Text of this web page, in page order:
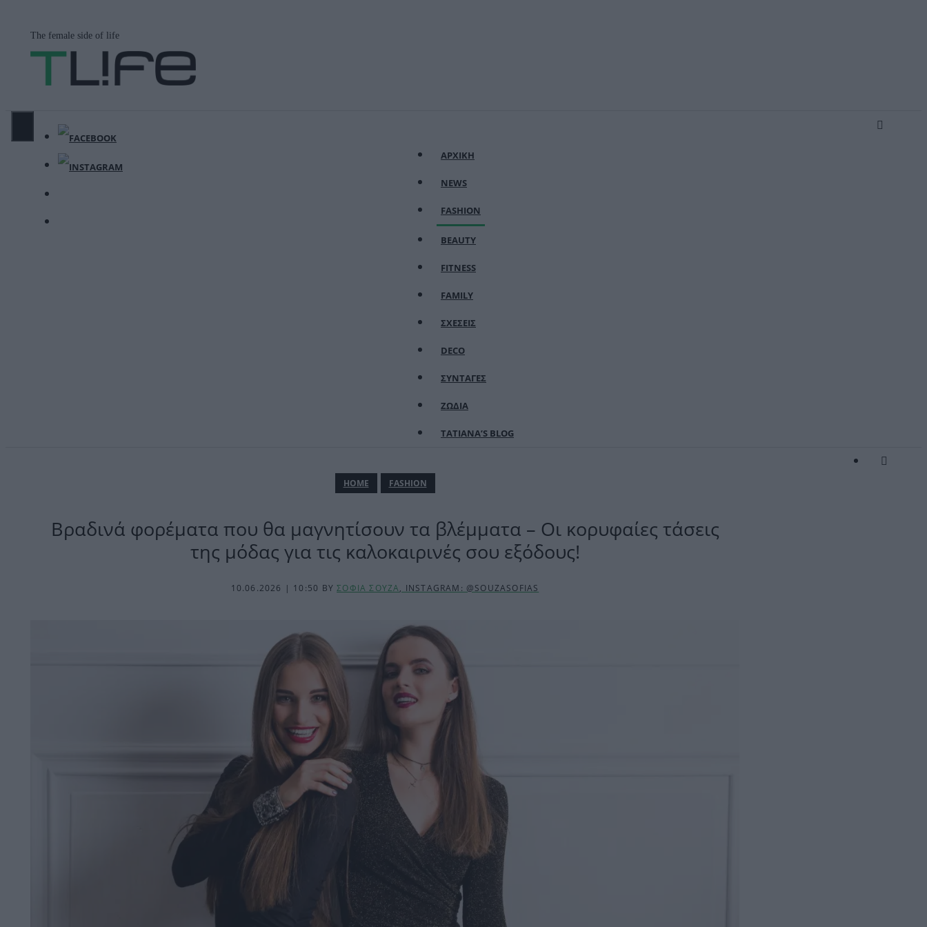
περιεχόμενο
The female side of life
ΑΡΧΙΚΗ
NEWS
FASHION
BEAUTY
FITNESS
FAMILY
ΣΧΕΣΕΙΣ
DECO
ΣΥΝΤΑΓΕΣ
ΖΩΔΙΑ
TATIANA’S BLOG
ΗΟΜΕ FASHION
Βραδινά φορέματα που θα μαγνητίσουν τα βλέμματα – Οι κορυφαίες τάσεις
της μόδας για τις καλοκαιρινές σου εξόδους!
10.06.2026 | 10:50 BYΣΟΦΙΑ ΣΟΥΖΑ, INSTAGRAM: @SOUZASOFIAS